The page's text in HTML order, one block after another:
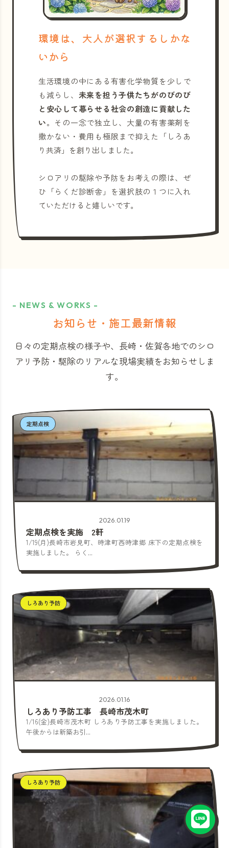
環境は、大人が選択するしかな
いから
生活環境の中にある有害化学物質を少しで
も減らし、 未来を担う子供たちがのびのび
と安心して暮らせる社会の創造に貢献した
い。その一念で独立し、大量の有害薬剤を
撒かない・費用も極限まで抑えた「しろあ
り共済」を創り出しました。
シロアリの駆除や予防をお考えの際は、ぜ
ひ「らくだ診断舎」を選択肢の１つに入れ
ていただけると嬉しいです。
- NEWS & WORKS -
お知らせ・施工最新情報
日々の定期点検の様子や、長崎・佐賀各地でのシロ
アリ予防・駆除のリアルな現場実績をお知らせしま
す。
定期点検
2026.01.19
定期点検を実施 2軒
1/19(月)長崎市岩見町、時津町西時津郷 床下の定期点検を
実施しました。 らく...
しろあり予防
2026.01.16
しろあり予防工事 長崎市茂木町
1/16(金)長崎市茂木町 しろあり予防工事を実施しました。
午後からは新築お引...
しろあり予防